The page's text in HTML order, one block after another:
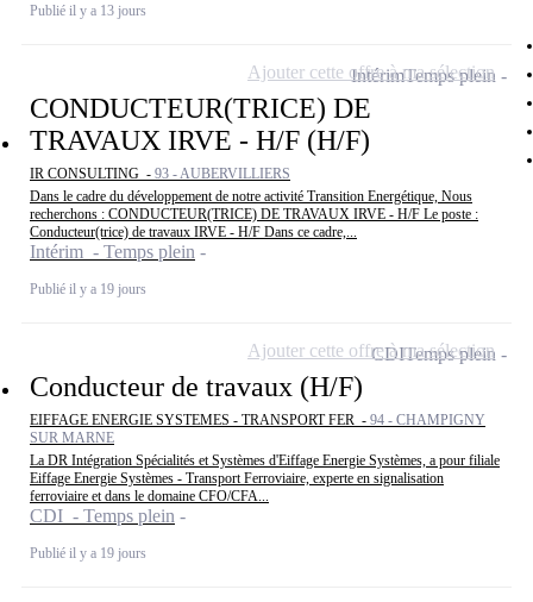
Publié il y a 13 jours
CONDUCTEUR(TRICE) DE
TRAVAUX IRVE - H/F (H/F)
IR CONSULTING - 93 - AUBERVILLIERS
Dans le cadre du développement de notre activité Transition Energétique, Nous
recherchons : CONDUCTEUR(TRICE) DE TRAVAUX IRVE - H/F Le poste :
Conducteur(trice) de travaux IRVE - H/F Dans ce cadre,...
Intérim - Temps plein
Publié il y a 19 jours
IntérimTemps plein
Ajouter cette offre à ma sélection
Conducteur de travaux (H/F)
EIFFAGE ENERGIE SYSTEMES - TRANSPORT FER - 94 - CHAMPIGNY
SUR MARNE
La DR Intégration Spécialités et Systèmes d'Eiffage Energie Systèmes, a pour filiale
Eiffage Energie Systèmes - Transport Ferroviaire, experte en signalisation
ferroviaire et dans le domaine CFO/CFA...
CDI - Temps plein
Publié il y a 19 jours
CDITemps plein
Ajouter cette offre à ma sélection